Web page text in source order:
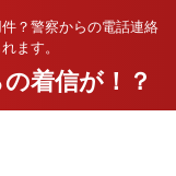
？警察からの電話連絡
ます。
着信が！？